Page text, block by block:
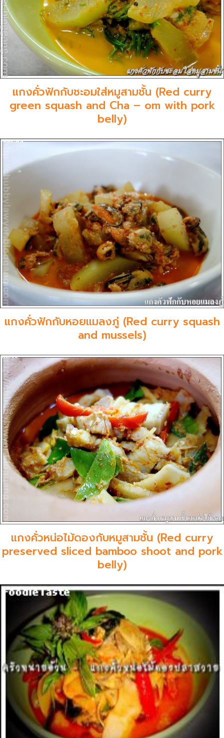
แกงคั่วฟักกับชะอมใส่หมูสามชั้น (Red curry
green squash and Cha – om with pork
belly)
แกงคั่วฟักกับหอยแมลงภู่ (Red curry squash
and mussels)
แกงคั่วหน่อไม้ดองกับหมูสามชั้น (Red curry
preserved sliced bamboo shoot and pork
belly)